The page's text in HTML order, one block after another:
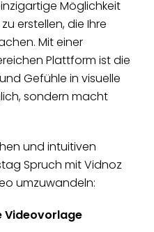
Möglichkeit
erstellen, die Ihre
Mit einer
Plattform ist die
Gefühle in visuelle
sondern macht
und intuitiven
Spruch mit Vidnoz
umzuwandeln:
Videovorlage